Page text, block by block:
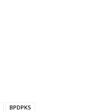
BPDPKS